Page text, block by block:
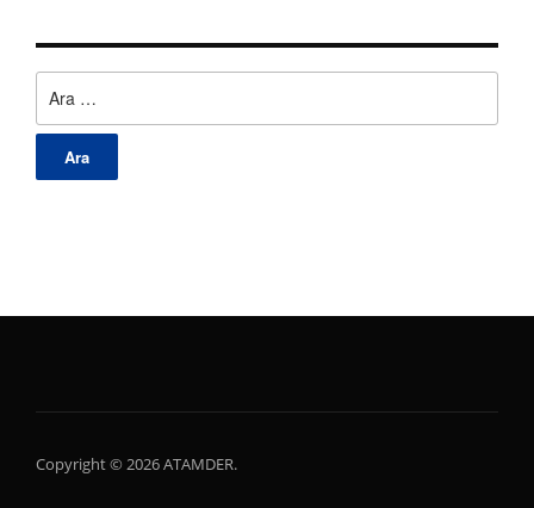
Copyright © 2026 ATAMDER.